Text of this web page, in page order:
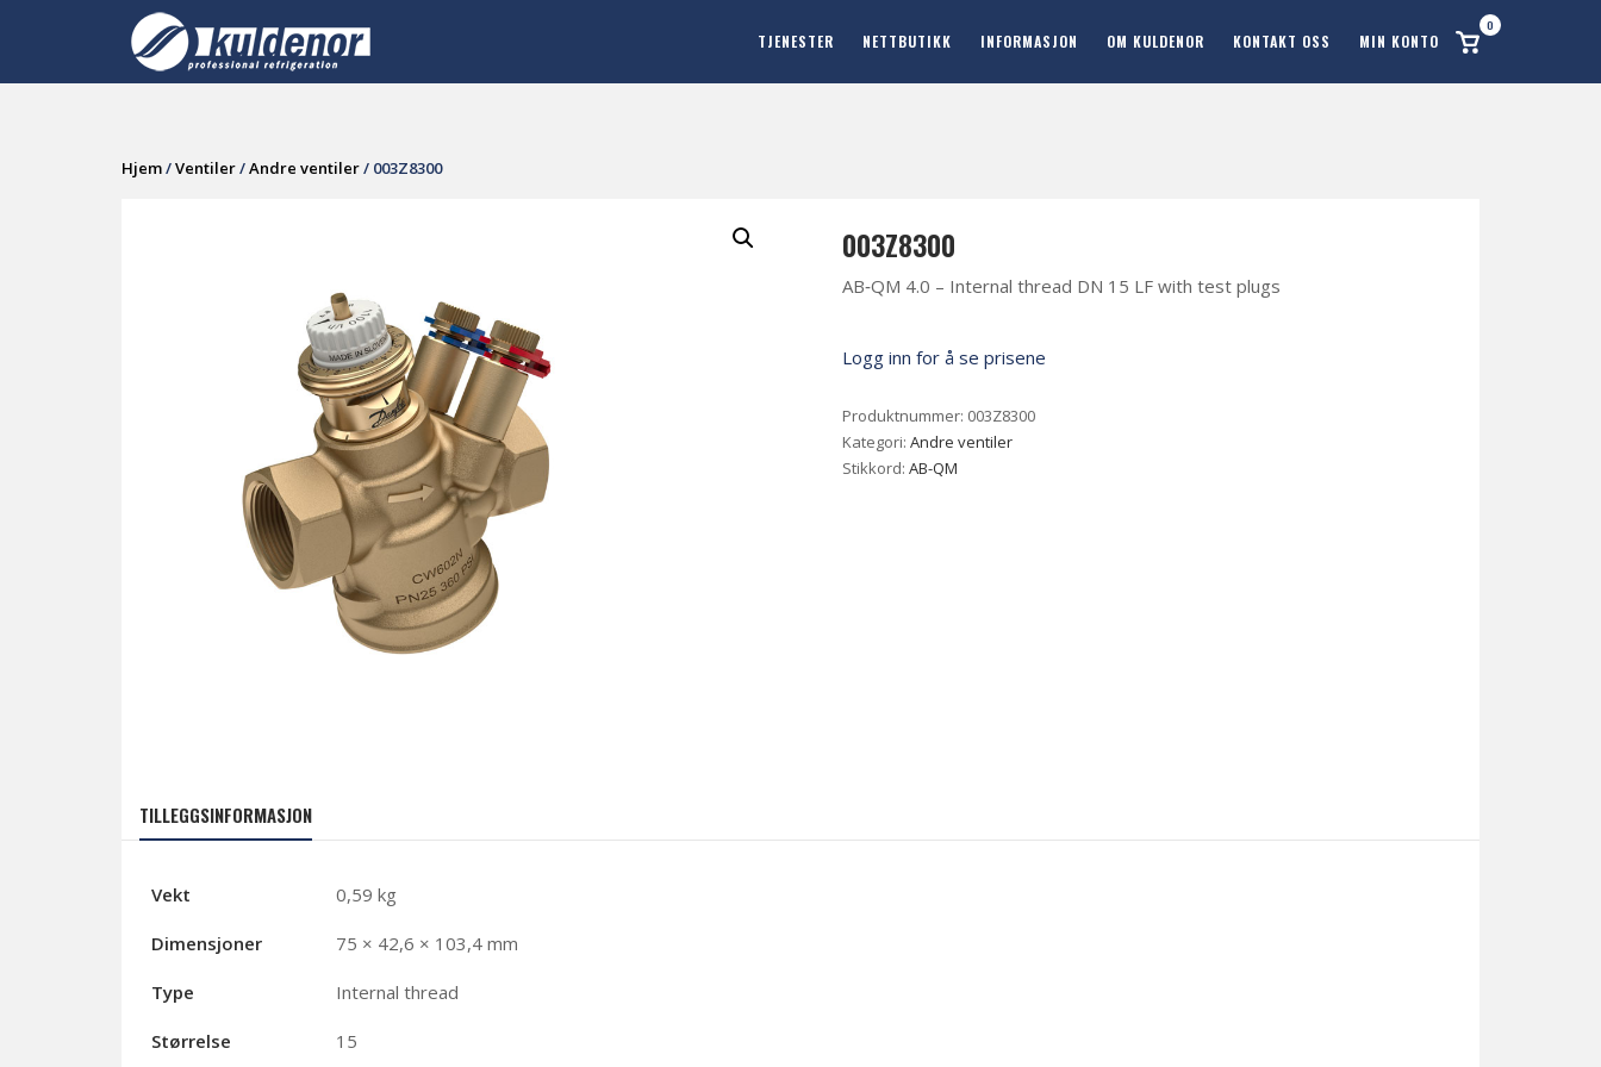
TJENESTER NETTBUTIKK INFORMASJON OM KULDENOR KONTAKT OSS MIN KONTO
Se 0
Hjem/Ventiler/Andre ventiler/ 003Z8300
003Z8300
AB‐QM 4.0 – Internal thread DN 15 LF with test plugs
Logg inn for å se prisene
Produktnummer: 003Z8300
Kategori:Andre ventiler
Stikkord:AB-QM
TILLEGGSINFORMASJON
Vekt 0,59 kg
Dimensjoner 75 × 42,6 × 103,4 mm
Type Internal thread
Størrelse 15